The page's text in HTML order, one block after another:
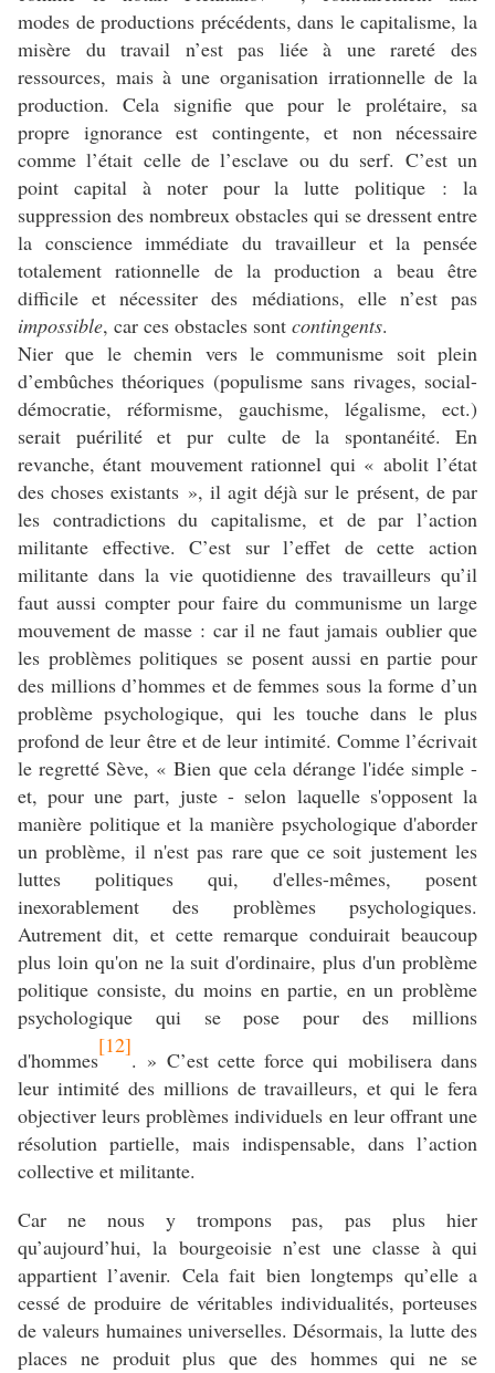
modes de productions précédents, dans le capitalisme, la
misère du travail n’est pas liée à une rareté des
ressources, mais à une organisation irrationnelle de la
production. Cela signifie que pour le prolétaire, sa
propre ignorance est contingente, et non nécessaire
comme l’était celle de l’esclave ou du serf. C’est un
point capital à noter pour la lutte politique : la
suppression des nombreux obstacles qui se dressent entre
la conscience immédiate du travailleur et la pensée
totalement rationnelle de la production a beau être
difficile et nécessiter des médiations, elle n’est pas
impossible, car ces obstacles sont contingents.
Nier que le chemin vers le communisme soit plein
d’embûches théoriques (populisme sans rivages, social-
démocratie, réformisme, gauchisme, légalisme, ect.)
serait puérilité et pur culte de la spontanéité. En
revanche, étant mouvement rationnel qui « abolit l’état
des choses existants », il agit déjà sur le présent, de par
les contradictions du capitalisme, et de par l’action
militante effective. C’est sur l’effet de cette action
militante dans la vie quotidienne des travailleurs qu’il
faut aussi compter pour faire du communisme un large
mouvement de masse : car il ne faut jamais oublier que
les problèmes politiques se posent aussi en partie pour
des millions d’hommes et de femmes sous la forme d’un
problème psychologique, qui les touche dans le plus
profond de leur être et de leur intimité. Comme l’écrivait
le regretté Sève, « Bien que cela dérange l'idée simple -
et, pour une part, juste - selon laquelle s'opposent la
manière politique et la manière psychologique d'aborder
un problème, il n'est pas rare que ce soit justement les
luttes politiques qui, d'elles-mêmes, posent
inexorablement des problèmes psychologiques.
Autrement dit, et cette remarque conduirait beaucoup
plus loin qu'on ne la suit d'ordinaire, plus d'un problème
politique consiste, du moins en partie, en un problème
psychologique qui se pose pour des millions
d'hommes
[12]
. » C’est cette force qui mobilisera dans
leur intimité des millions de travailleurs, et qui le fera
objectiver leurs problèmes individuels en leur offrant une
résolution partielle, mais indispensable, dans l’action
collective et militante.
Car ne nous y trompons pas, pas plus hier
qu’aujourd’hui, la bourgeoisie n’est une classe à qui
appartient l’avenir. Cela fait bien longtemps qu’elle a
cessé de produire de véritables individualités, porteuses
de valeurs humaines universelles. Désormais, la lutte des
places ne produit plus que des hommes qui ne se